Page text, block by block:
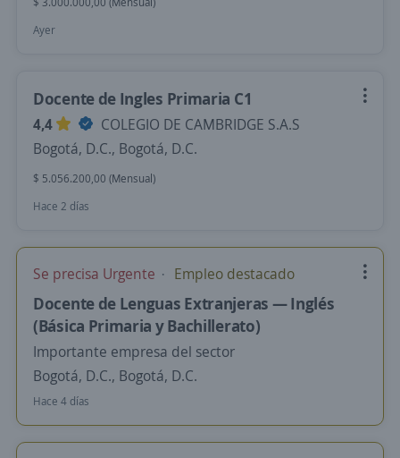
Ayer
Docente de Ingles Primaria C1
4,4
COLEGIO DE CAMBRIDGE S.A.S
Bogotá, D.C., Bogotá, D.C.
$ 5.056.200,00 (Mensual)
Hace 2 días
Se precisa Urgente Empleo destacado
Docente de Lenguas Extranjeras — Inglés
(Básica Primaria y Bachillerato)
Importante empresa del sector
Bogotá, D.C., Bogotá, D.C.
Hace 4 días